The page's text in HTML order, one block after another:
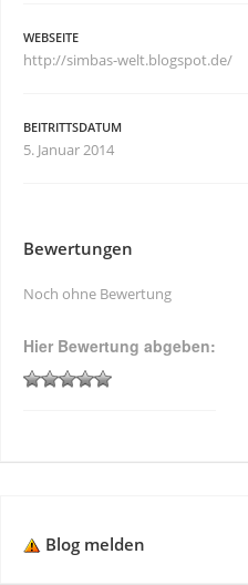
WEBSEITE
http://simbas-welt.blogspot.de/
BEITRITTSDATUM
5. Januar 2014
Bewertungen
Noch ohne Bewertung
Hier Bewertung abgeben:
Blog melden